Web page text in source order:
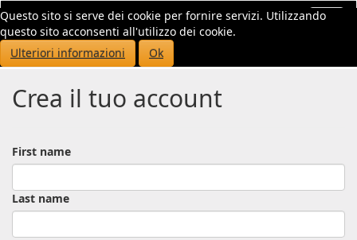
Questo sito si serve dei cookie per fornire servizi. Utilizzando
questo sito acconsenti all'utilizzo dei cookie.
Ulteriori informazioni
Ok
Crea il tuo account
First name
Last name